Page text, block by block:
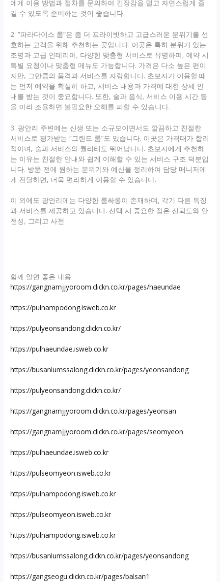
에게 이용 방법과 절차를 문의하여 긴장감을 덜고 자연스럽게 즐
길 수 있도록 준비하는 것이 좋습니다.
2. “파라다이스 룸”은 좀 더 프라이빗하고 고급스러운 분위기를 선
호하는 고객을 위해 추천하는 곳입니다. 이곳은 특히 분위기 있는
조명과 고급 인테리어, 다양한 맞춤형 서비스로 유명하며, 예약 시
특별 요청이나 맞춤형 메뉴도 가능합니다. 가격은 다소 높은 편이
지만, 그만큼의 품격과 서비스를 자랑합니다. 초보자가 이용할 때
는 먼저 예약을 확실히 하고, 서비스 내용과 가격에 대한 상세 안
내를 받는 것이 중요합니다. 또한, 술과 음식, 서비스 이용 시간 등
을 미리 조율하면 불필요한 오해를 피할 수 있습니다.
3. 광안리 주변에는 신생 또는 소규모이면서도 깔끔하고 친절한
서비스로 평가받는 “그랜드 룸”도 있습니다. 이곳은 가격대가 합리
적이며, 술과 서비스의 퀄리티도 뛰어납니다. 초보자에게 추천하
는 이유는 친절한 안내와 쉽게 이해할 수 있는 서비스 구조 덕분입
니다. 방문 전에 원하는 분위기와 예산을 정리하여 담당 매니저에
게 전달하면, 더욱 편리하게 이용할 수 있습니다.
이 외에도 광안리에는 다양한 룸싸롱이 존재하며, 각기 다른 특징
과 서비스를 제공하고 있습니다. 선택 시 중요한 점은 신뢰도와 안
전성, 그리고 사전
함께 알면 좋은 내용
https://gangnamjjyoroom.clickn.co.kr/pages/haeundae
https://pulnampodong.isweb.co.kr
https://pulyeonsandong.clickn.co.kr/
https://pulhaeundae.isweb.co.kr
https://busanlumssalong.clickn.co.kr/pages/yeonsandong
https://pulyeonsandong.clickn.co.kr/
https://gangnamjjyoroom.clickn.co.kr/pages/yeonsan
https://gangnamjjyoroom.clickn.co.kr/pages/seomyeon
https://pulhaeundae.isweb.co.kr
https://pulseomyeon.isweb.co.kr
https://pulnampodong.isweb.co.kr
https://pulseomyeon.isweb.co.kr
https://pulnampodong.isweb.co.kr
https://busanlumssalong.clickn.co.kr/pages/yeonsandong
https://gangseogu.clickn.co.kr/pages/balsan1